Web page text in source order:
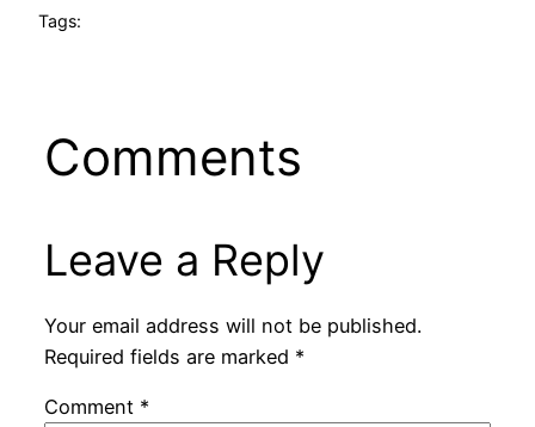
Tags:
Comments
Leave a Reply
Your email address will not be published.
Required fields are marked *
Comment *